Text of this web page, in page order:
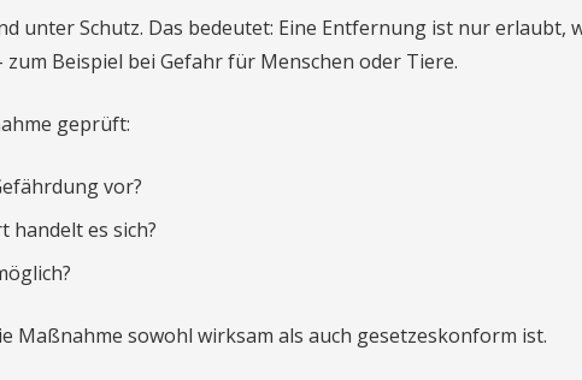
unter Schutz. Das bedeutet: Eine Entfernung ist nur erlaubt,
Beispiel bei Gefahr für Menschen oder Tiere.
geprüft:
vor?
handelt es sich?
Maßnahme sowohl wirksam als auch gesetzeskonform ist.